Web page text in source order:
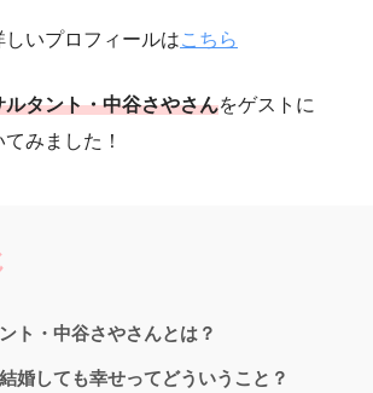
いプロフィールはこちら
ルタント・中谷さやさんをゲストに
てみました！
ト・中谷さやさんとは？
婚しても幸せってどういうこと？